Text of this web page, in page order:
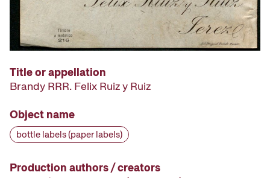
Title or appellation
Brandy RRR. Felix Ruiz y Ruiz
Object name
bottle labels (paper labels)
Production authors / creators